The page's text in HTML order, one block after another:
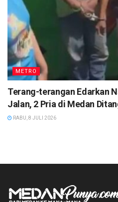
METRO
Terang-terangan Edarkan
Jalan, 2 Pria di Medan
RABU, 8 JULI 2026